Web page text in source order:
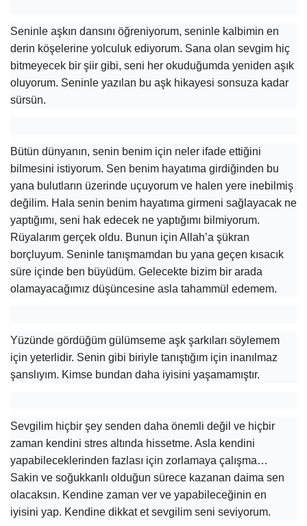
Seninle aşkın dansını öğreniyorum, seninle kalbimin en
derin köşelerine yolculuk ediyorum. Sana olan sevgim hiç
bitmeyecek bir şiir gibi, seni her okuduğumda yeniden aşık
oluyorum. Seninle yazılan bu aşk hikayesi sonsuza kadar
sürsün.
Bütün dünyanın, senin benim için neler ifade ettiğini
bilmesini istiyorum. Sen benim hayatıma girdiğinden bu
yana bulutların üzerinde uçuyorum ve halen yere inebilmiş
değilim. Hala senin benim hayatıma girmeni sağlayacak ne
yaptığımı, seni hak edecek ne yaptığımı bilmiyorum.
Rüyalarım gerçek oldu. Bunun için Allah’a şükran
borçluyum. Seninle tanışmamdan bu yana geçen kısacık
süre içinde ben büyüdüm. Gelecekte bizim bir arada
olamayacağımız düşüncesine asla tahammül edemem.
Yüzünde gördüğüm gülümseme aşk şarkıları söylemem
için yeterlidir. Senin gibi biriyle tanıştığım için inanılmaz
şanslıyım. Kimse bundan daha iyisini yaşamamıştır.
Sevgilim hiçbir şey senden daha önemli değil ve hiçbir
zaman kendini stres altında hissetme. Asla kendini
yapabileceklerinden fazlası için zorlamaya çalışma…
Sakin ve soğukkanlı olduğun sürece kazanan daima sen
olacaksın. Kendine zaman ver ve yapabileceğinin en
iyisini yap. Kendine dikkat et sevgilim seni seviyorum.